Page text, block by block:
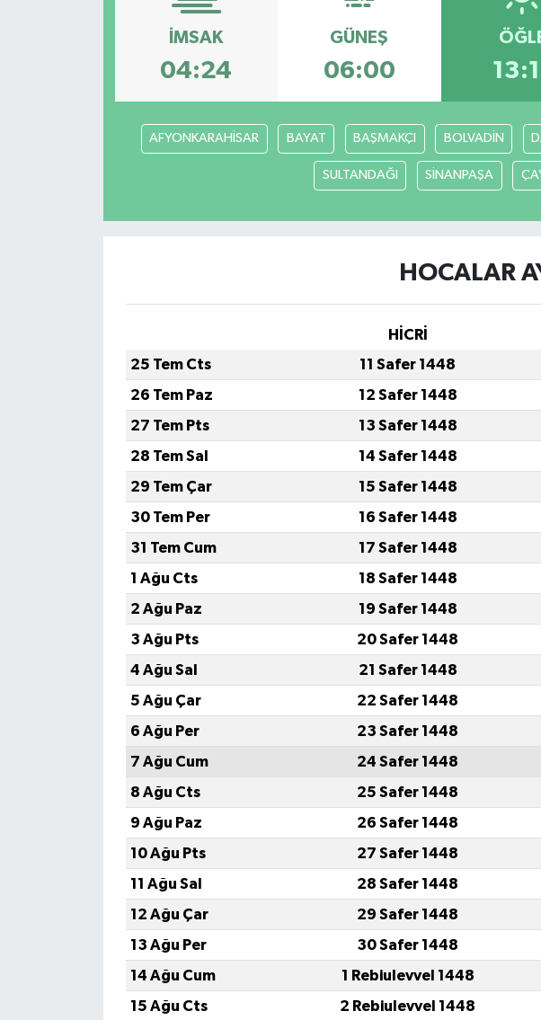
İMSAK
04:24
GÜNEŞ
06:00
AFYONKARAHİSAR BAYAT BAŞMAKÇI BOLVADİN
SULTANDAĞI SİNANPAŞA
HOCALAR
HİCRİ
25 Tem Cts
11 Safer 1448
26 Tem Paz
12 Safer 1448
27 Tem Pts
13 Safer 1448
28 Tem Sal
14 Safer 1448
29 Tem Çar
15 Safer 1448
30 Tem Per
16 Safer 1448
31 Tem Cum
17 Safer 1448
1 Ağu Cts
18 Safer 1448
2 Ağu Paz
19 Safer 1448
3 Ağu Pts
20 Safer 1448
4 Ağu Sal
21 Safer 1448
5 Ağu Çar
22 Safer 1448
6 Ağu Per
23 Safer 1448
7 Ağu Cum
24 Safer 1448
8 Ağu Cts
25 Safer 1448
9 Ağu Paz
26 Safer 1448
10 Ağu Pts
27 Safer 1448
11 Ağu Sal
28 Safer 1448
12 Ağu Çar
29 Safer 1448
13 Ağu Per
30 Safer 1448
14 Ağu Cum
1 Rebiulevvel 1448
15 Ağu Cts
2 Rebiulevvel 1448
Resmi Reklamlar